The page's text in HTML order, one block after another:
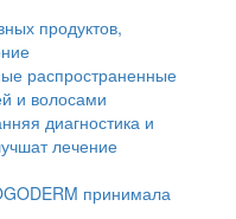
продуктов,
распространенные
и волосами
диагностика и
лечение
принимала